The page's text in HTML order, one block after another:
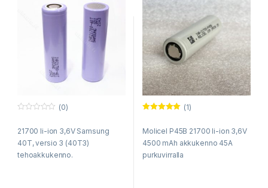
u
o
f
5
(0)
21700 li-ion 3,6V Samsung
40T, versio 3 (40T3)
tehoakkukenno.
5.00 / 5
(1)
Molicel P45B 21700 li-ion 3,6V
4500 mAh akkukenno 45A
purkuvirralla